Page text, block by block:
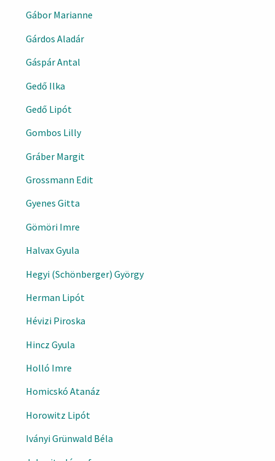
Gábor Marianne
Gárdos Aladár
Gáspár Antal
Gedő Ilka
Gedő Lipót
Gombos Lilly
Gráber Margit
Grossmann Edit
Gyenes Gitta
Gömöri Imre
Halvax Gyula
Hegyi (Schönberger) György
Herman Lipót
Hévizi Piroska
Hincz Gyula
Holló Imre
Homicskó Atanáz
Horowitz Lipót
Iványi Grünwald Béla